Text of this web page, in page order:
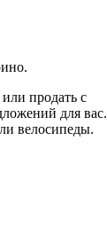
продать с
для вас.
велосипеды.